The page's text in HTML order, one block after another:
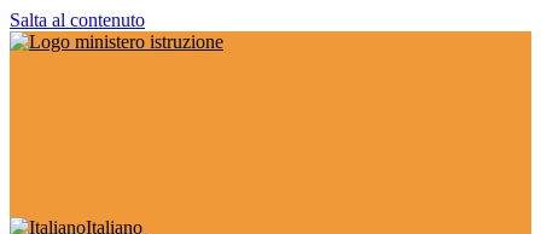
Salta al contenuto
Italiano